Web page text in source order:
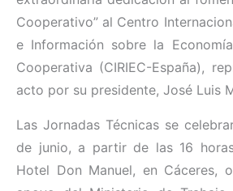
Cooperativo” al Centro
e Información sobre la
Cooperativa (CIRIEC-España),
acto por su presidente, José Luis
Las Jornadas Técnicas se
de junio, a partir de las 16
Hotel Don Manuel, en Cáceres,